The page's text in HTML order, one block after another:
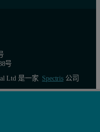
Ltd 是一家 Spectris公司